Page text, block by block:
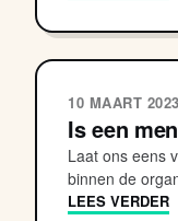
10 MAART 2023
Is een
Laat ons eens
binnen de
LEES VERDER